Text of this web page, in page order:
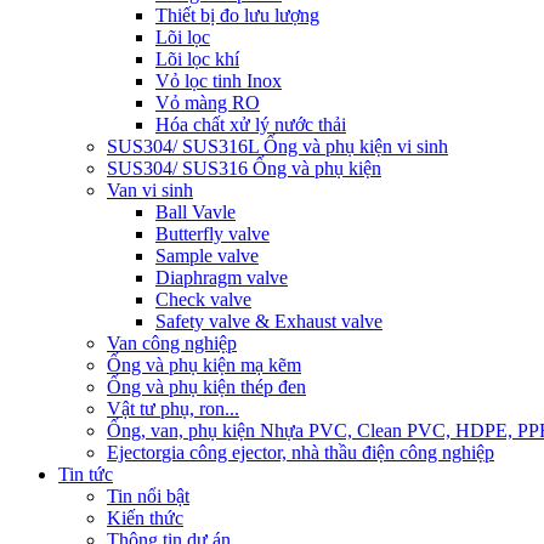
Thiết bị đo lưu lượng
Lõi lọc
Lõi lọc khí
Vỏ lọc tinh Inox
Vỏ màng RO
Hóa chất xử lý nước thải
SUS304/ SUS316L Ống và phụ kiện vi sinh
SUS304/ SUS316 Ống và phụ kiện
Van vi sinh
Ball Vavle
Butterfly valve
Sample valve
Diaphragm valve
Check valve
Safety valve & Exhaust valve
Van công nghiệp
Ống và phụ kiện mạ kẽm
Ống và phụ kiện thép đen
Vật tư phụ, ron...
Ống, van, phụ kiện Nhựa PVC, Clean PVC, HDPE,
Ejectorgia công ejector, nhà thầu điện công nghiệp
Tin tức
Tin nổi bật
Kiến thức
Thông tin dự án